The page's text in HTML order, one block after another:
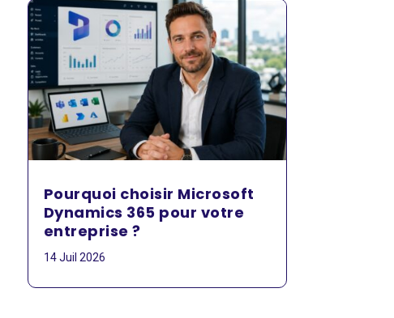
Pourquoi choisir Microsoft
Dynamics 365 pour votre
entreprise ?
14 Juil 2026